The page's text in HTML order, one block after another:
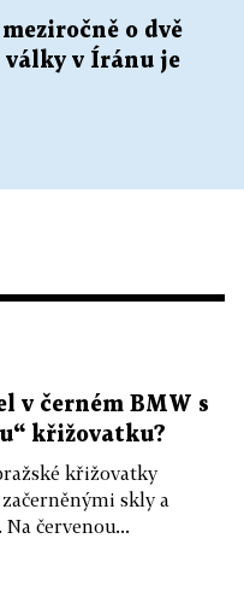
o dvě
války v Íránu je
v černém BMW s
křižovatku?
křižovatky
skly a
červenou...